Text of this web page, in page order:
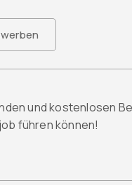
und kostenlosen
führen können!